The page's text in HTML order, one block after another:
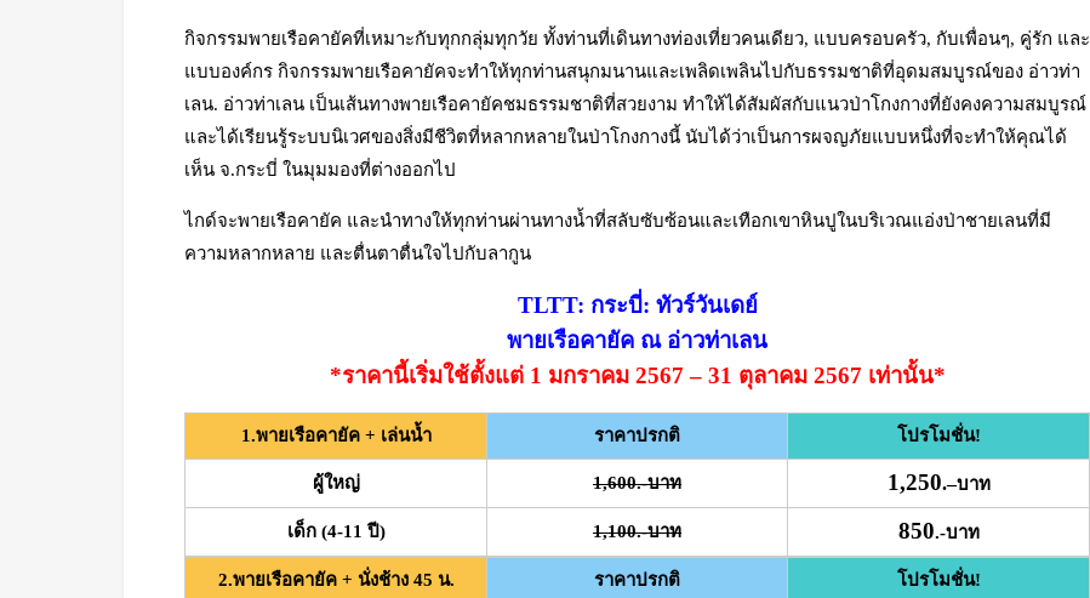
กิจกรรมพายเรือคายัคที่เหมาะกับทุกกลุ่มทุกวัย ทั้งท่านที่เดินทางท่องเที่ยวคนเดียว, แบบครอบครัว, กับเพื่อนๆ, คู่รัก และ
แบบองค์กร กิจกรรมพายเรือคายัคจะทำให้ทุกท่านสนุกมนานและเพลิดเพลินไปกับธรรมชาติที่อุดมสมบูรณ์ของ อ่าวท่า
เลน. อ่าวท่าเลน เป็นเส้นทางพายเรือคายัคชมธรรมชาติที่สวยงาม ทำให้ได้สัมผัสกับแนวป่าโกงกางที่ยังคงความสมบูรณ์
และได้เรียนรู้ระบบนิเวศของสิ่งมีชีวิตที่หลากหลายในป่าโกงกางนี้ นับได้ว่าเป็นการผจญภัยแบบหนึ่งที่จะทำให้คุณได้
เห็น จ.กระบี่ ในมุมมองที่ต่างออกไป
ไกด์จะพายเรือคายัค และนำทางให้ทุกท่านผ่านทางน้ำที่สลับซับซ้อนและเทือกเขาหินปูในบริเวณแอ่งป่าชายเลนที่มี
ความหลากหลาย และตื่นตาตื่นใจไปกับลากูน
TLTT: กระบี่: ทัวร์วันเดย์
พายเรือคายัค ณ อ่าวท่าเลน
*ราคานี้เริ่มใช้ตั้งแต่ 1 มกราคม 2567 – 31 ตุลาคม 2567 เท่านั้น*
1.พายเรือคายัค + เล่นน้ำ ราคาปรกติ โปรโมชั่น!
ผู้ใหญ่ 1,600.-บาท 1,250.–บาท
เด็ก (4-11 ปี) 1,100.-บาท 850.-บาท
2.พายเรือคายัค + นั่งช้าง 45 น. ราคาปรกติ โปรโมชั่น!